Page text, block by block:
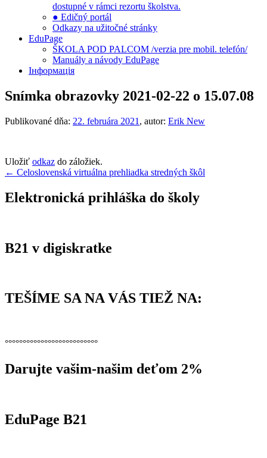
dostupné v rámci rezortu školstva.
● Edičný portál
Odkazy na užitočné stránky
EduPage
ŠKOLA POD PALCOM /verzia pre mobil. telefón/
Manuály a návody EduPage
Інформація
Snímka obrazovky 2021-02-22 o 15.07.08
Publikované dňa: 22. februára 2021 , autor: Erik New
Uložiť odkaz do záložiek.
Navigácia
v
článku
← Celoslovenská virtuálna prehliadka stredných škôl
Elektronická prihláška do školy
B21 v digiskratke
TEŠÍME SA NA VÁS TIEŽ NA:
°°°°°°°°°°°°°°°°°°°°°°°°°°
Darujte vašim-našim deťom 2%
EduPage B21